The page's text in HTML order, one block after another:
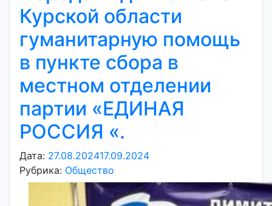
Курской области
гуманитарную помощь
в пункте сбора в
местном отделении
партии «ЕДИНАЯ
РОССИЯ «.
Дата: 27.08.202417.09.2024
т
о
Рубрика: Общество